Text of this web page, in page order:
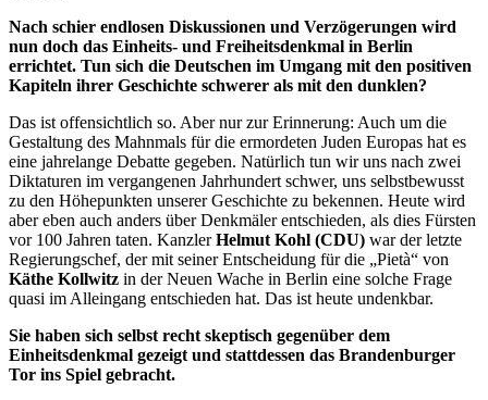
Nach schier endlosen Diskussionen und Verzögerungen wird
nun doch das Einheits- und Freiheitsdenkmal in Berlin
errichtet. Tun sich die Deutschen im Umgang mit den positiven
Kapiteln ihrer Geschichte schwerer als mit den dunklen?
Das ist offensichtlich so. Aber nur zur Erinnerung: Auch um die
Gestaltung des Mahnmals für die ermordeten Juden Europas hat es
eine jahrelange Debatte gegeben. Natürlich tun wir uns nach zwei
Diktaturen im vergangenen Jahrhundert schwer, uns selbstbewusst
zu den Höhepunkten unserer Geschichte zu bekennen. Heute wird
aber eben auch anders über Denkmäler entschieden, als dies Fürsten
vor 100 Jahren taten. KanzlerHelmut Kohl (CDU) war der letzte
Regierungschef, der mit seiner Entscheidung für die „Pietà“ von
Käthe Kollwitz in der Neuen Wache in Berlin eine solche Frage
quasi im Alleingang entschieden hat. Das ist heute undenkbar.
Sie haben sich selbst recht skeptisch gegenüber dem
Einheitsdenkmal gezeigt und stattdessen das Brandenburger
Tor ins Spiel gebracht.